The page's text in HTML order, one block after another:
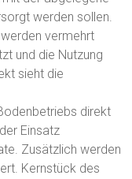
werden sollen.
vermehrt
und die Nutzung
sieht die
direkt
Einsatz
Zusätzlich werden
Kernstück des